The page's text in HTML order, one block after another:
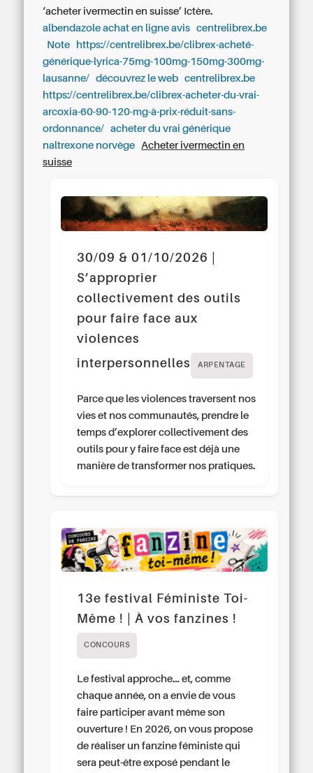
‘acheter ivermectin en suisse’ Ictère.
albendazole achat en ligne avis
centrelibrex.be
Note
https://centrelibrex.be/clibrex-acheté-
générique-lyrica-75mg-100mg-150mg-300mg-
lausanne/
découvrez le web
centrelibrex.be
https://centrelibrex.be/clibrex-acheter-du-vrai-
arcoxia-60-90-120-mg-à-prix-réduit-sans-
ordonnance/
acheter du vrai générique
naltrexone norvège
Acheter ivermectin en
suisse
30/09 & 01/10/2026 |
S’approprier
collectivement des outils
pour faire face aux
violences
interpersonnelles
ARPENTAGE
Parce que les violences traversent nos
vies et nos communautés, prendre le
temps d’explorer collectivement des
outils pour y faire face est déjà une
manière de transformer nos pratiques.
13e festival Féministe Toi-
Même ! | À vos fanzines !
CONCOURS
Le festival approche… et, comme
chaque année, on a envie de vous
faire participer avant même son
ouverture ! En 2026, on vous propose
de réaliser un fanzine féministe qui
sera peut-être exposé pendant le